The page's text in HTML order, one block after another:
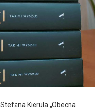
Kierula „Obecna